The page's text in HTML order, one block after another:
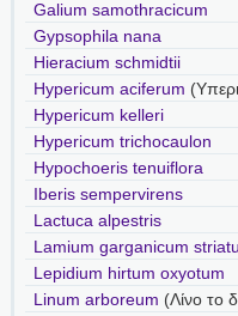
Galium samothracicum
Gypsophila nana
Hieracium schmidtii
Hypericum aciferum
Hypericum kelleri
Hypericum trichocaulon
Hypochoeris tenuiflora
Iberis sempervirens
Lactuca alpestris
Lamium garganicum
Lepidium hirtum oxyotum
Linum arboreum (Λίνο το